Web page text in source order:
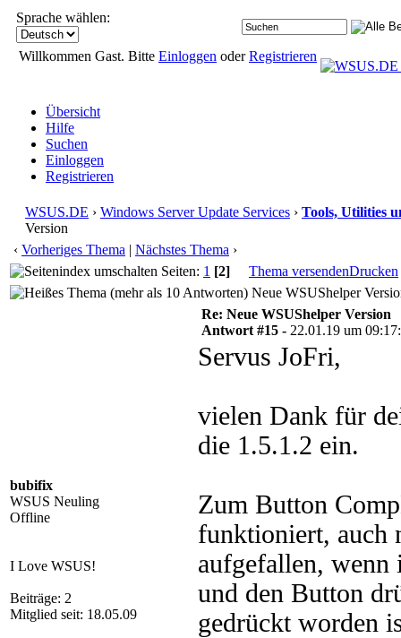
Sprache wählen:
Willkommen Gast. Bitte Einloggen oderRegistrieren
Übersicht
Hilfe
Suchen
Einloggen
Registrieren
WSUS.DE › Windows Server Update Services › Tools, Utilities
Version
‹ Vorheriges Thema | Nächstes Thema ›
Seiten: 1 [2] Thema versendenDrucken
Neue WSUShelper
bubifix
WSUS Neuling
Offline
I Love WSUS!
Beiträge: 2
Mitglied seit: 18.05.09
Re: Neue WSUShelper Version
Antwort #15 - 22.01.19 um
Servus JoFri,
vielen Dank für
die 1.5.1.2 ein.
Zum Button
funktioniert, auch
aufgefallen, wenn
und den Button
gedrückt worden